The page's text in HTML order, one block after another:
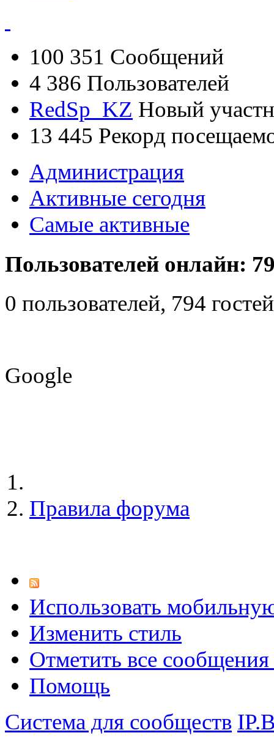
100 351 Сообщений
4 386 Пользователей
RedSp_KZ Новый
13 445 Рекорд
Администрация
Активные сегодня
Самые активные
Пользователей онлайн:
0 пользователей, 794
Google
Правила форума
Использовать
Изменить стиль
Отметить все
Помощь
Система для сообществ